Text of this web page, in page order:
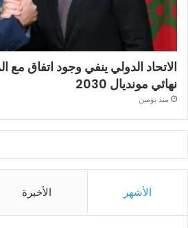
الاتحاد الدولي ينفي وجود اتفاق
نهائي مونديال 2030
منذ يومين
الأشهر الأخيرة